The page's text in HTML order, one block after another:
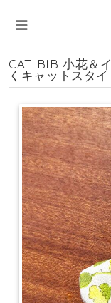
CAT BIB 小花＆
くキャットスタ